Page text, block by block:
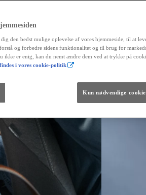
The soul lives on.
den bedst mulige oplevelse af vores hjemmeside, til at
og forbedre sidens funktionalitet og til brug for
ikke er enig, kan du nemt ændre dem ved at trykke på
i vores cookie-politik
Kun nødvendige